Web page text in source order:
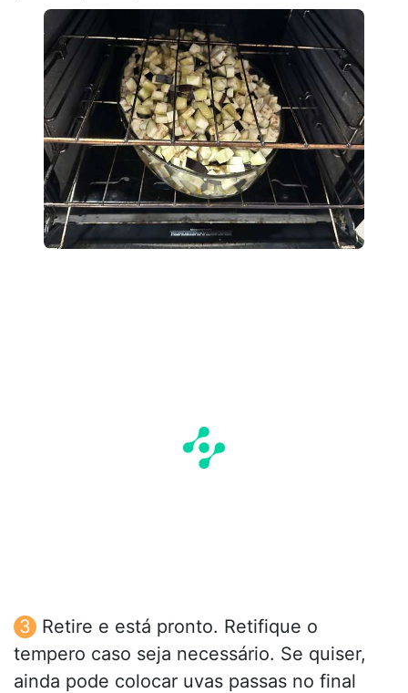
Retire e está pronto. Retifique o
tempero caso seja necessário. Se quiser,
ainda pode colocar uvas passas no final